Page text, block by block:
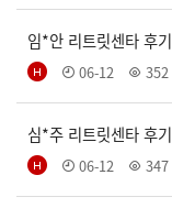
임*안 리트릿센타 후기
06-12 352
심*주 리트릿센타 후기
06-12 347